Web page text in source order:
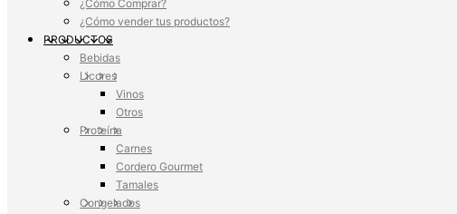
¿Cómo Comprar?
¿Cómo vender tus productos?
PRODUCTOS
Bebidas
Licores
Vinos
Otros
Proteína
Carnes
Cordero Gourmet
Tamales
Congelados